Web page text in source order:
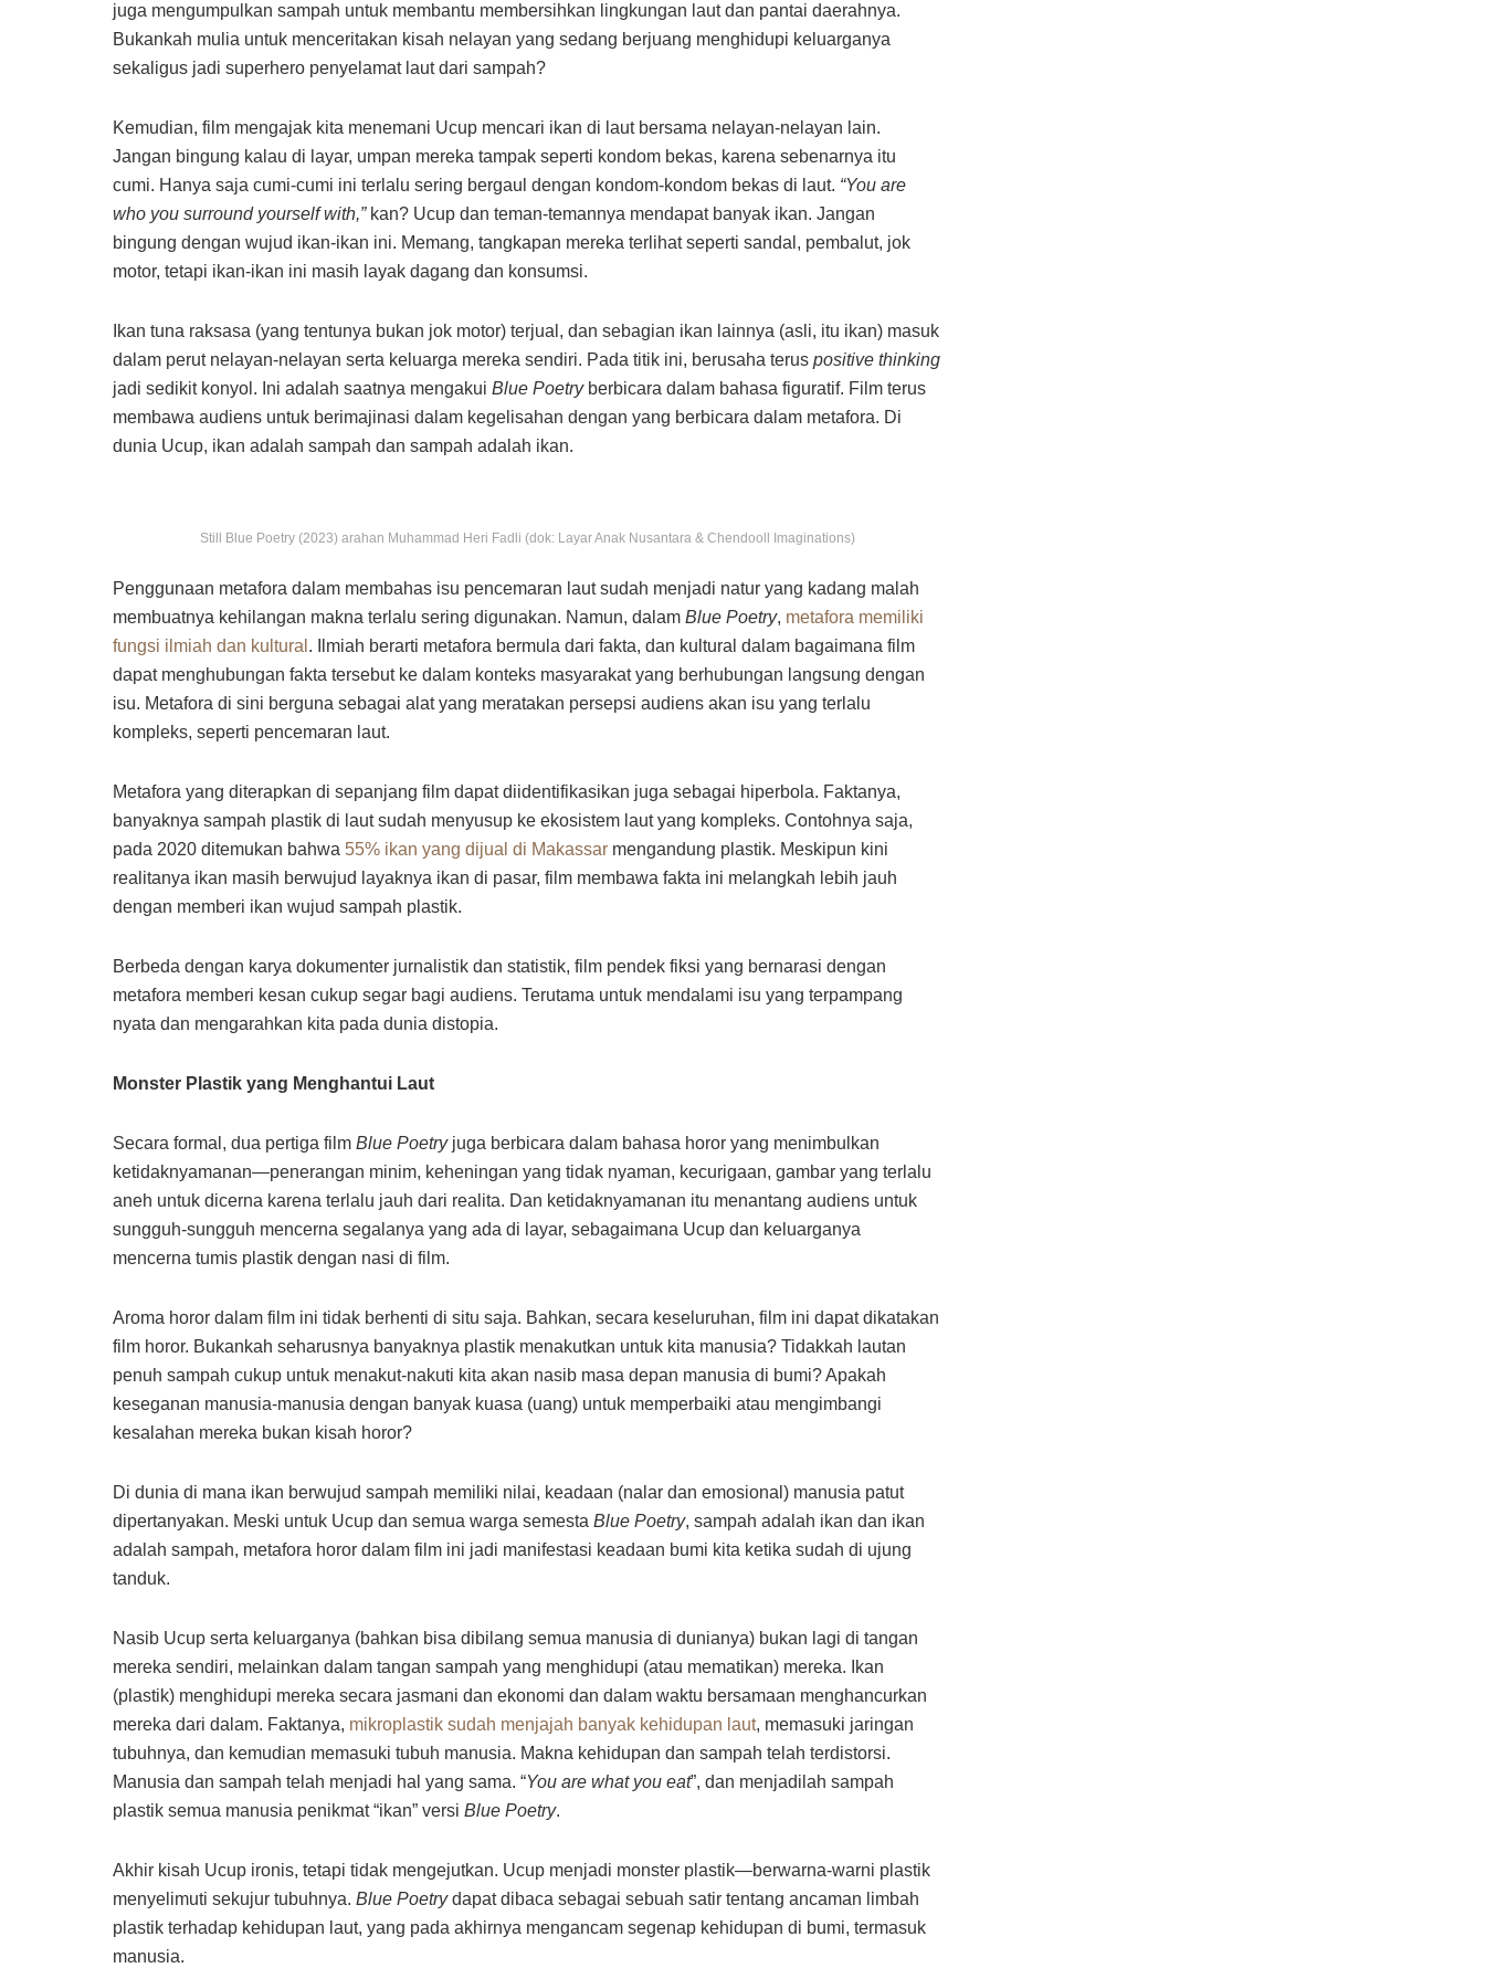
juga mengumpulkan sampah untuk membantu membersihkan lingkungan laut dan pantai daerahnya.
Bukankah mulia untuk menceritakan kisah nelayan yang sedang berjuang menghidupi keluarganya
sekaligus jadi superhero penyelamat laut dari sampah?
Kemudian, film mengajak kita menemani Ucup mencari ikan di laut bersama nelayan-nelayan lain.
Jangan bingung kalau di layar, umpan mereka tampak seperti kondom bekas, karena sebenarnya itu
cumi. Hanya saja cumi-cumi ini terlalu sering bergaul dengan kondom-kondom bekas di laut. “You are
who you surround yourself with,”kan? Ucup dan teman-temannya mendapat banyak ikan. Jangan
bingung dengan wujud ikan-ikan ini. Memang, tangkapan mereka terlihat seperti sandal, pembalut, jok
motor, tetapi ikan-ikan ini masih layak dagang dan konsumsi.
Ikan tuna raksasa (yang tentunya bukan jok motor) terjual, dan sebagian ikan lainnya (asli, itu ikan) masuk
dalam perut nelayan-nelayan serta keluarga mereka sendiri. Pada titik ini, berusaha terus positive thinking
jadi sedikit konyol. Ini adalah saatnya mengakui Blue Poetryberbicara dalam bahasa figuratif. Film terus
membawa audiens untuk berimajinasi dalam kegelisahan dengan yang berbicara dalam metafora. Di
dunia Ucup, ikan adalah sampah dan sampah adalah ikan.
Still Blue Poetry (2023) arahan Muhammad Heri Fadli (dok: Layar Anak Nusantara & Chendooll Imaginations)
Penggunaan metafora dalam membahas isu pencemaran laut sudah menjadi natur yang kadang malah
membuatnya kehilangan makna terlalu sering digunakan. Namun, dalam Blue Poetry, metafora memiliki
fungsi ilmiah dan kultural . Ilmiah berarti metafora bermula dari fakta, dan kultural dalam bagaimana film
dapat menghubungan fakta tersebut ke dalam konteks masyarakat yang berhubungan langsung dengan
isu. Metafora di sini berguna sebagai alat yang meratakan persepsi audiens akan isu yang terlalu
kompleks, seperti pencemaran laut.
Metafora yang diterapkan di sepanjang film dapat diidentifikasikan juga sebagai hiperbola. Faktanya,
banyaknya sampah plastik di laut sudah menyusup ke ekosistem laut yang kompleks. Contohnya saja,
pada 2020 ditemukan bahwa 55% ikan yang dijual di Makassar mengandung plastik. Meskipun kini
realitanya ikan masih berwujud layaknya ikan di pasar, film membawa fakta ini melangkah lebih jauh
dengan memberi ikan wujud sampah plastik.
Berbeda dengan karya dokumenter jurnalistik dan statistik, film pendek fiksi yang bernarasi dengan
metafora memberi kesan cukup segar bagi audiens. Terutama untuk mendalami isu yang terpampang
nyata dan mengarahkan kita pada dunia distopia.
Monster Plastik yang Menghantui Laut
Secara formal, dua pertiga film Blue Poetryjuga berbicara dalam bahasa horor yang menimbulkan
ketidaknyamanan—penerangan minim, keheningan yang tidak nyaman, kecurigaan, gambar yang terlalu
aneh untuk dicerna karena terlalu jauh dari realita. Dan ketidaknyamanan itu menantang audiens untuk
sungguh-sungguh mencerna segalanya yang ada di layar, sebagaimana Ucup dan keluarganya
mencerna tumis plastik dengan nasi di film.
Aroma horor dalam film ini tidak berhenti di situ saja. Bahkan, secara keseluruhan, film ini dapat dikatakan
film horor. Bukankah seharusnya banyaknya plastik menakutkan untuk kita manusia? Tidakkah lautan
penuh sampah cukup untuk menakut-nakuti kita akan nasib masa depan manusia di bumi? Apakah
keseganan manusia-manusia dengan banyak kuasa (uang) untuk memperbaiki atau mengimbangi
kesalahan mereka bukan kisah horor?
Di dunia di mana ikan berwujud sampah memiliki nilai, keadaan (nalar dan emosional) manusia patut
dipertanyakan. Meski untuk Ucup dan semua warga semesta Blue Poetry, sampah adalah ikan dan ikan
adalah sampah, metafora horor dalam film ini jadi manifestasi keadaan bumi kita ketika sudah di ujung
tanduk.
Nasib Ucup serta keluarganya (bahkan bisa dibilang semua manusia di dunianya) bukan lagi di tangan
mereka sendiri, melainkan dalam tangan sampah yang menghidupi (atau mematikan) mereka. Ikan
(plastik) menghidupi mereka secara jasmani dan ekonomi dan dalam waktu bersamaan menghancurkan
mereka dari dalam. Faktanya, mikroplastik sudah menjajah banyak kehidupan laut, memasuki jaringan
tubuhnya, dan kemudian memasuki tubuh manusia. Makna kehidupan dan sampah telah terdistorsi.
Manusia dan sampah telah menjadi hal yang sama. “You are what you eat”, dan menjadilah sampah
plastik semua manusia penikmat “ikan” versi Blue Poetry.
Akhir kisah Ucup ironis, tetapi tidak mengejutkan. Ucup menjadi monster plastik—berwarna-warni plastik
menyelimuti sekujur tubuhnya. Blue Poetrydapat dibaca sebagai sebuah satir tentang ancaman limbah
plastik terhadap kehidupan laut, yang pada akhirnya mengancam segenap kehidupan di bumi, termasuk
manusia.